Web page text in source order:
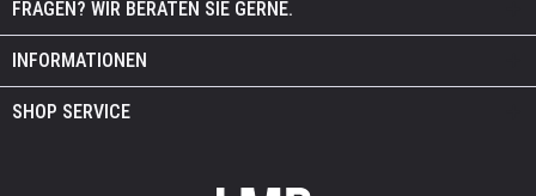
FRAGEN? WIR BERATEN SIE GERNE.
INFORMATIONEN
SHOP SERVICE